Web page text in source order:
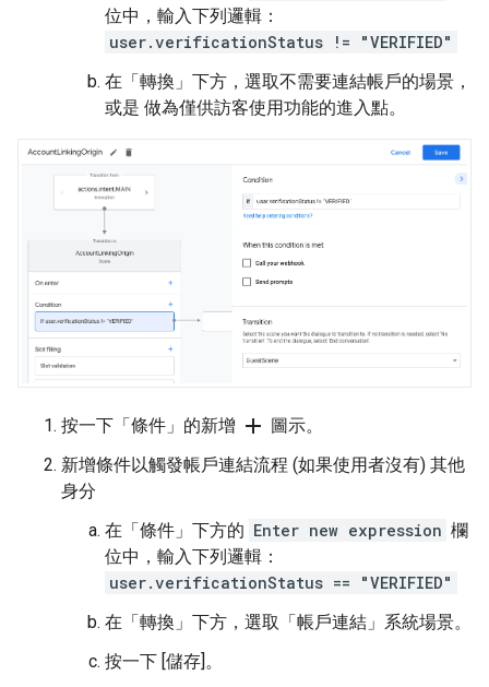
位中，輸入下列邏輯：
user.verificationStatus != "VERIFIED"
在「轉換」 下方，選取不需要連結帳戶的場景，
或是 做為僅供訪客使用功能的進入點。
按一下「條件」 的新增 add 圖示。
新增條件以觸發帳戶連結流程 (如果使用者沒有) 其他
身分
在「條件」 下方的 Enter new expression 欄
位中，輸入下列邏輯：
user.verificationStatus == "VERIFIED"
在「轉換」 下方，選取「帳戶連結」 系統場景。
按一下 [儲存] 。